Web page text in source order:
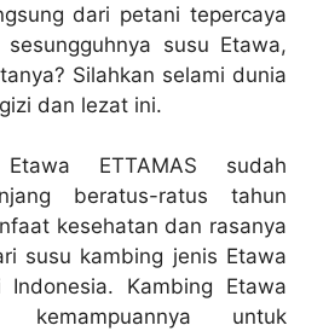
dari petani tepercaya
susu Etawa,
Silahkan selami dunia
dan lezat ini.
ETTAMAS sudah
beratus-ratus tahun
kesehatan dan rasanya
susu kambing jenis Etawa
Kambing Etawa
kemampuannya untuk